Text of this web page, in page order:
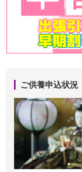
ご供養申込状況